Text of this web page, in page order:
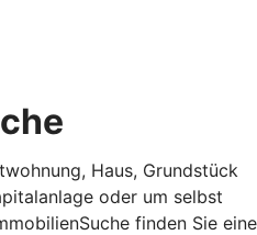
Haus, Grundstück
oder um selbst
finden Sie eine